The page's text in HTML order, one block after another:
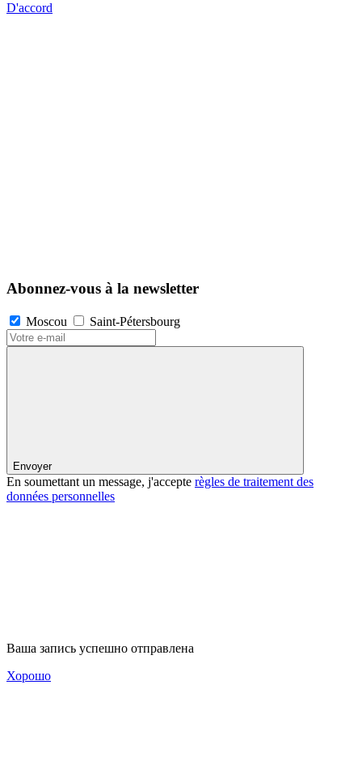
D'accord
Abonnez-vous à la newsletter
Moscou Saint-Pétersbourg
Envoyer
En soumettant un message, j'accepte règles de traitement des
données personnelles
Ваша запись успешно отправлена
Хорошо